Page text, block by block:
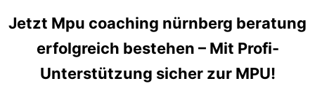
Jetzt Mpu coaching nürnberg beratung
erfolgreich bestehen – Mit Profi-
Unterstützung sicher zur MPU!